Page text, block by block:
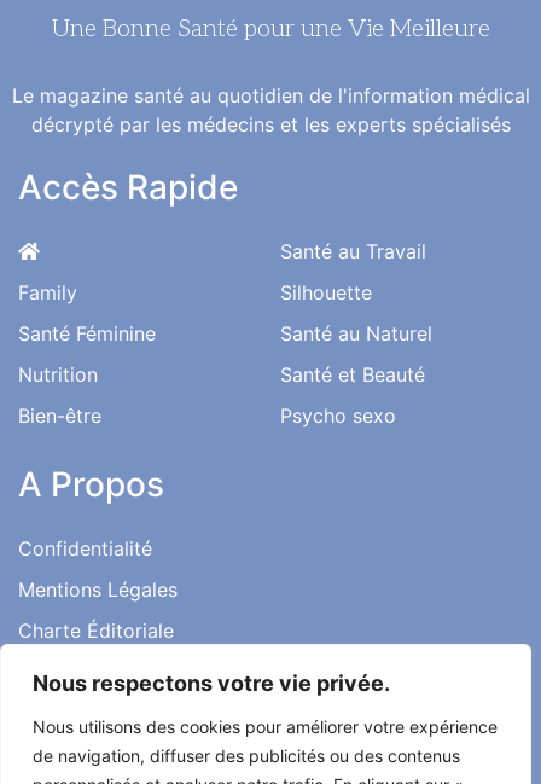
Nous respectons votre vie privée.
Nous utilisons des cookies pour améliorer votre expérience
de navigation, diffuser des publicités ou des contenus
Une Bonne Santé pour une Vie Meilleure
Le magazine santé au quotidien de l'information médical
décrypté par les médecins et les experts spécialisés
Accès Rapide
Family
Santé Féminine
Nutrition
Bien-être
Santé au Travail
Silhouette
Santé au Naturel
Santé et Beauté
Psycho sexo
A Propos
Confidentialité
Mentions Légales
Charte Éditoriale
Conditions d’utilisation
Témoignages